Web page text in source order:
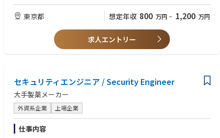
◆日本の病院DX市場は SAM 約1兆円規模で、今後10年で最も大きな産業
◆AIによる医療提供体制そのものの再発明を目指し、病院経営を根本から
支える◆ソリューションを自ら設計、提案できる
ポジション
・医療業界に関する知識または関心
・急成長するスタートアップでの勤務経験
【こんな人と働きたい】
・病院の経営改革を通じて、持続可能な医療の未来を作りたい方
東京都 想定年収 800 万円 ~ 1,200 万円
求人エントリー
セキュリティエンジニア / Security Engineer
大手製薬メーカー
外資系企業 上場企業
仕事内容